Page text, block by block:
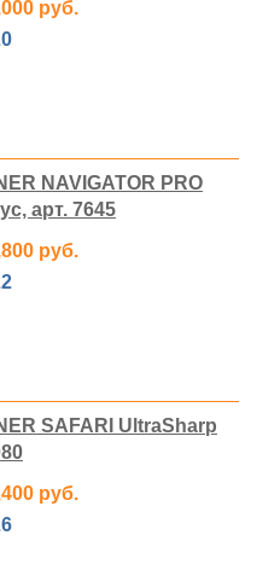
руб.
NAVIGATOR PRO
арт. 7645
руб.
SAFARI UltraSharp
руб.